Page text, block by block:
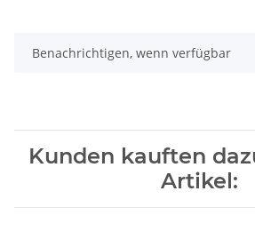
Benachrichtigen, wenn verfügbar
Kunden kauften
Artikel: